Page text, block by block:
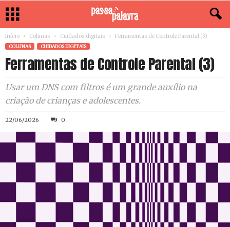
Início Colunas Cuidados digitais Ferramentas de Controle Parental (3)
COLUNAS CUIDADOS DIGITAIS
Ferramentas de Controle Parental (3)
Usar um DNS com filtros é um grande auxílio na
criação de crianças e adolescentes.
22/06/2026 0